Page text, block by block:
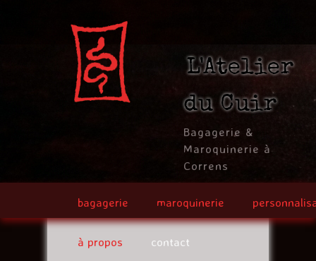
L'Atelier
du Cuir
Bagagerie &
Maroquinerie à
Correns
bagagerie maroquinerie
à propos contact